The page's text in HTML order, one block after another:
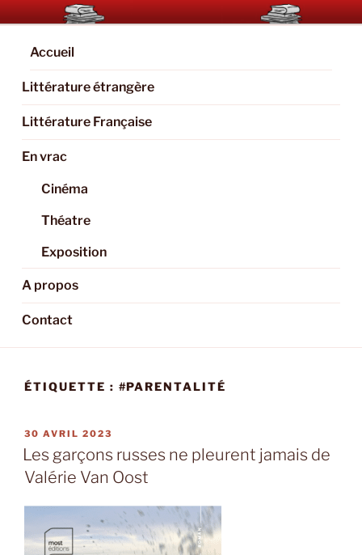
Aller
au
contenu
principal
BOOKAHOLIC.PARIS
Blog Littéraire et Culturel
Accueil
Littérature étrangère
Littérature Française
En vrac
Cinéma
Théatre
Exposition
A propos
Contact
ÉTIQUETTE : #PARENTALITÉ
PUBLIÉ
LE
30 AVRIL 2023
Les garçons russes ne pleurent jamais de
Valérie Van Oost